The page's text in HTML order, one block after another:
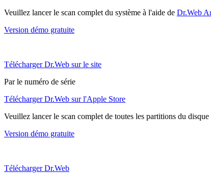
Veuillez lancer le scan complet du système à l'aide de Dr.Web
Version démo gratuite
Télécharger Dr.Web sur le site
Par le numéro de série
Télécharger Dr.Web sur l'Apple Store
Veuillez lancer le scan complet de toutes les partitions du disque
Version démo gratuite
Télécharger Dr.Web